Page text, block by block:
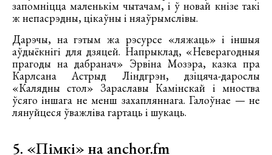
запомніцца маленькім чытачам, і ў новай кнізе такі
ж непасрэдны, цікаўны і няаўрымслівы.
Дарэчы, на гэтым жа рэсурсе «ляжаць» і іншыя
аўдыёкнігі для дзяцей. Напрыклад, «Неверагодныя
прагоды на дабранач» Эрвіна Мозэра, казка пра
Карлсана Астрыд Ліндгрэн, дзіцяча-дарослы
«Калядны стол» Зараславы Камінскай і мноства
ўсяго іншага не менш захапляннага. Галоўнае — не
лянуйцеся ўважліва гартаць і шукаць.
5. «Пімкі» на anchor.fm